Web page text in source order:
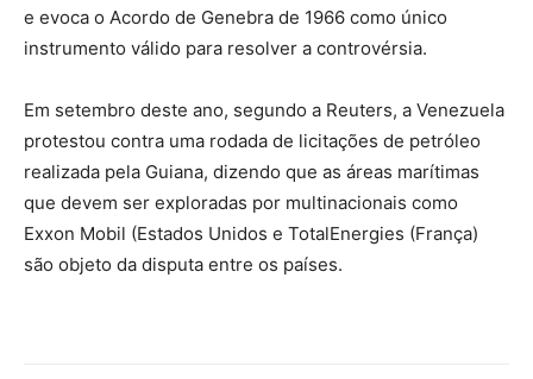
e evoca o Acordo de Genebra de 1966 como único
instrumento válido para resolver a controvérsia.
Em setembro deste ano, segundo a Reuters, a Venezuela
protestou contra uma rodada de licitações de petróleo
realizada pela Guiana, dizendo que as áreas marítimas
que devem ser exploradas por multinacionais como
Exxon Mobil (Estados Unidos e TotalEnergies (França)
são objeto da disputa entre os países.